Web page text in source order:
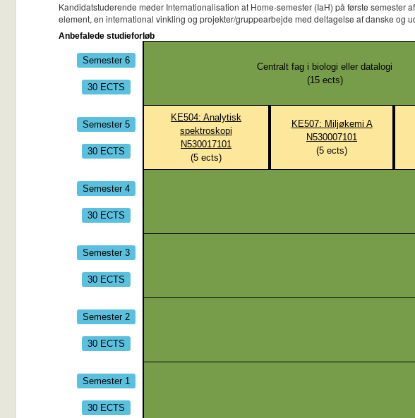
Kandidatstuderende møder Internationalisation at Home-semester (IaH) på første
element, en international vinkling og projekter/gruppearbejde med deltagelse af danske og
Anbefalede studieforløb
Semester 6
30 ECTS
Centralt fag i biologi eller datalogi
(15ects)
Semester 5
30 ECTS
KE504: Analytisk
spektroskopi
N530017101
(5 ects)
KE507: Miljøkemi A
N530007101
(5 ects)
Semester 4
30 ECTS
Semester 3
30 ECTS
Semester 2
30 ECTS
Semester 1
30 ECTS